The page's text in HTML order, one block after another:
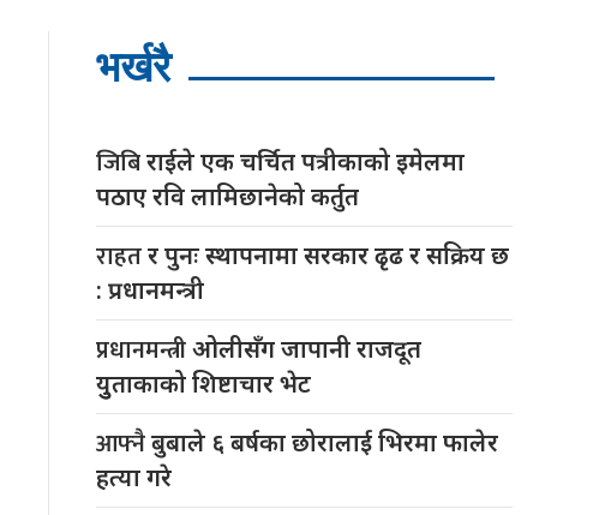
भर्खरै
जिबिराईले एक चर्चित पत्रीकाको इमेलमा
पठाए रवि लामिछानेको कर्तुत
राहतर पुनः स्थापनामा सरकार ढृढ र सक्रिय छ
: प्रधानमन्त्री
प्रधानमन्त्रीओलीसँग जापानी राजदूत
युुताकाको शिष्टाचार भेट
आफ्नैबुबाले ६ बर्षका छोरालाई भिरमा फालेर
हत्या गरे